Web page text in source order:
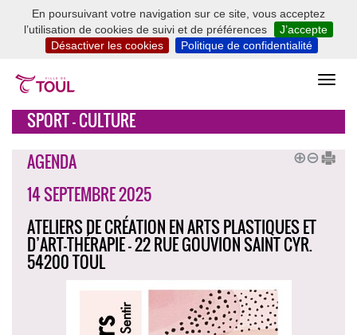
En poursuivant votre navigation sur ce site, vous acceptez
l’utilisation de cookies de suivi et de préférences
J’accepte
Désactiver les cookies
Politique de confidentialité
SPORT - CULTURE
AGENDA
14 SEPTEMBRE 2025
ATELIERS DE CRÉATION EN ARTS PLASTIQUES ET
D’ART-THÉRAPIE - 22 RUE GOUVION SAINT CYR.
54200 TOUL